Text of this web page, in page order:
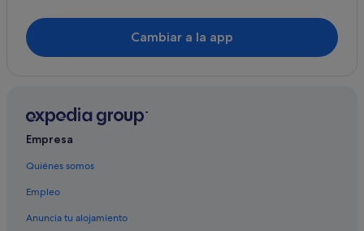
Hoteles baratos en Las Vegas
Hoteles cerca de Bellagio Casino
Hilton Hotels en Blue Diamond
The Lakes hoteles
Las Vegas hoteles
Cambiar a la app
Empresa
Quiénes somos
Empleo
Anuncia tu alojamiento